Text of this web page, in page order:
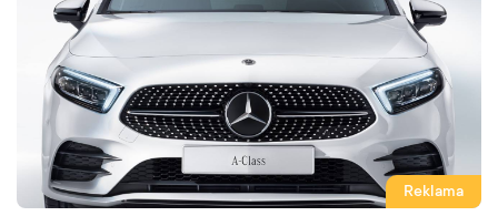
Reklama